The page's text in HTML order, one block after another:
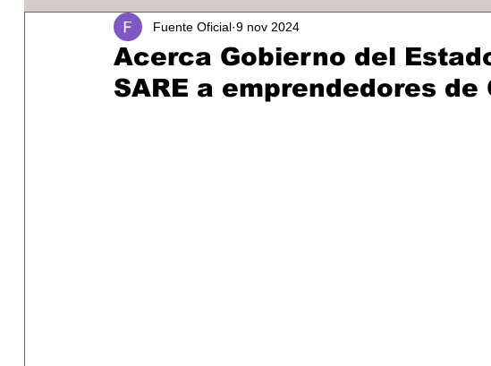
Acerca Gobierno del
SARE a emprendedores de
Fuente Oficial 9 nov 2024